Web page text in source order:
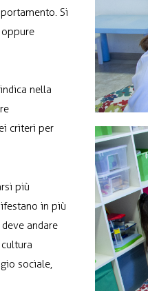
Si
nella
criteri per
più
in più
andare
sociale,